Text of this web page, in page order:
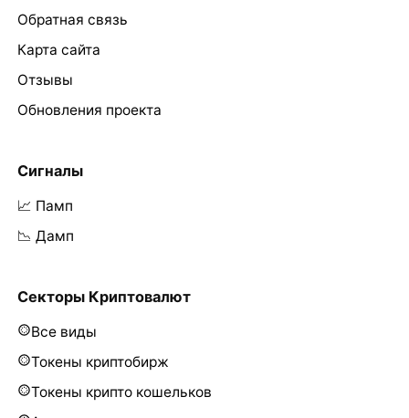
Обратная связь
Карта сайта
Отзывы
Обновления проекта
Сигналы
📈 Памп
📉 Дамп
Секторы Криптовалют
Все виды
Токены криптобирж
Токены крипто кошельков